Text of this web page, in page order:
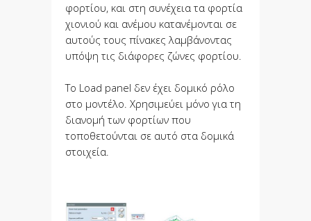
φορτίου, και στη συνέχεια τα φορτία
χιονιού και ανέμου κατανέμονται σε
αυτούς τους πίνακες λαμβάνοντας
υπόψη τις διάφορες ζώνες φορτίου.
Το Load panel δεν έχει δομικό ρόλο
στο μοντέλο. Χρησιμεύει μόνο για τη
διανομή των φορτίων που
τοποθετούνται σε αυτό στα δομικά
στοιχεία.